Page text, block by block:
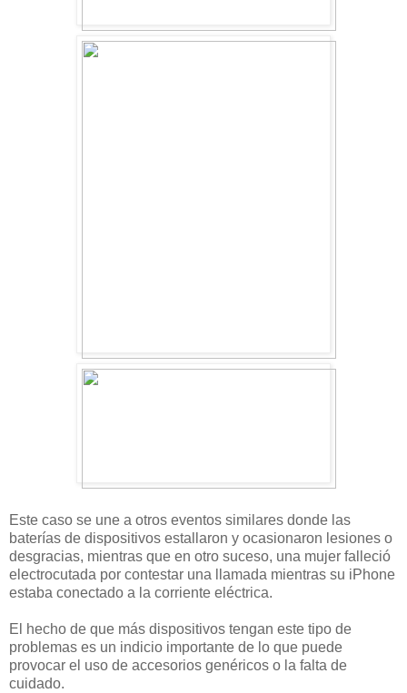
Este caso se une a otros eventos similares donde las
baterías de dispositivos estallaron y ocasionaron lesiones o
desgracias, mientras que en otro suceso, una mujer falleció
electrocutada por contestar una llamada mientras su iPhone
estaba conectado a la corriente eléctrica.
El hecho de que más dispositivos tengan este tipo de
problemas es un indicio importante de lo que puede
provocar el uso de accesorios genéricos o la falta de
cuidado.